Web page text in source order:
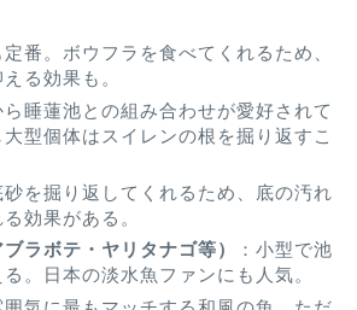
定番。ボウフラを食べてくれるため、
る効果も。
ら睡蓮池との組み合わせが愛好されて
型個体はスイレンの根を掘り返すこ
砂を掘り返してくれるため、底の汚れ
効果がある。
ラボテ・ヤリタナゴ等）
：小型で池
。日本の淡水魚ファンにも人気。